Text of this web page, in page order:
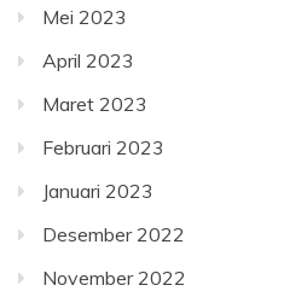
Mei 2023
April 2023
Maret 2023
Februari 2023
Januari 2023
Desember 2022
November 2022